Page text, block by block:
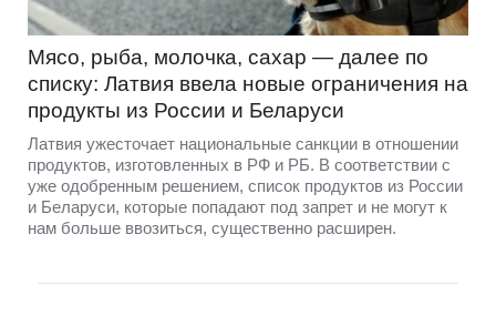
Мясо, рыба, молочка, сахар — далее по
списку: Латвия ввела новые ограничения на
продукты из России и Беларуси
Латвия ужесточает национальные санкции в отношении
продуктов, изготовленных в РФ и РБ. В соответствии с
уже одобренным решением, список продуктов из России
и Беларуси, которые попадают под запрет и не могут к
нам больше ввозиться, существенно расширен.